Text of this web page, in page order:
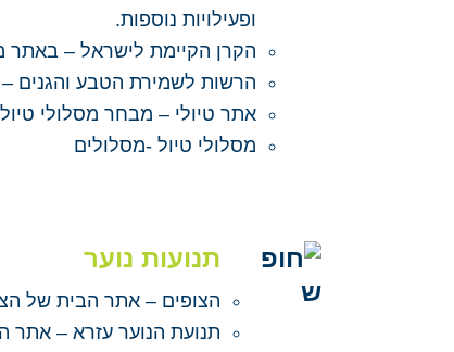
ופעילויות נוספות.
הקרן הקיימת לישראל – באתר
הרשות לשמירת הטבע והגנים –
אתר טיולי – מבחר מסלולי
מסלולי טיול -מסלולים
תנועות נוער
הצופים – אתר הבית של
תנועת הנוער עזרא – אתר